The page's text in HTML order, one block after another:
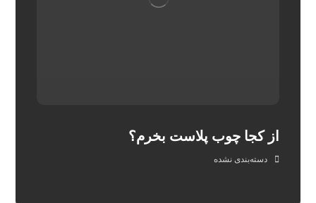
از کجا چوب پلاست بخرم؟
دسته‌بندی نشده